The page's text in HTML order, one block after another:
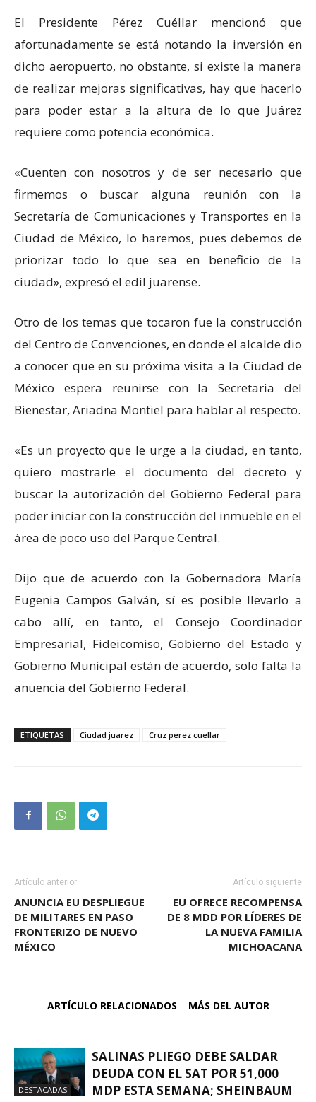
El Presidente Pérez Cuéllar mencionó que
afortunadamente se está notando la inversión en
dicho aeropuerto, no obstante, si existe la manera
de realizar mejoras significativas, hay que hacerlo
para poder estar a la altura de lo que Juárez
requiere como potencia económica.
«Cuenten con nosotros y de ser necesario que
firmemos o buscar alguna reunión con la
Secretaría de Comunicaciones y Transportes en la
Ciudad de México, lo haremos, pues debemos de
priorizar todo lo que sea en beneficio de la
ciudad», expresó el edil juarense.
Otro de los temas que tocaron fue la construcción
del Centro de Convenciones, en donde el alcalde dio
a conocer que en su próxima visita a la Ciudad de
México espera reunirse con la Secretaria del
Bienestar, Ariadna Montiel para hablar al respecto.
«Es un proyecto que le urge a la ciudad, en tanto,
quiero mostrarle el documento del decreto y
buscar la autorización del Gobierno Federal para
poder iniciar con la construcción del inmueble en el
área de poco uso del Parque Central.
Dijo que de acuerdo con la Gobernadora María
Eugenia Campos Galván, sí es posible llevarlo a
cabo allí, en tanto, el Consejo Coordinador
Empresarial, Fideicomiso, Gobierno del Estado y
Gobierno Municipal están de acuerdo, solo falta la
anuencia del Gobierno Federal.
ETIQUETAS Ciudad juarez Cruz perez cuellar
Artículo anterior
ANUNCIA EU DESPLIEGUE
DE MILITARES EN PASO
FRONTERIZO DE NUEVO
MÉXICO
Artículo siguiente
EU OFRECE RECOMPENSA
DE 8 MDD POR LÍDERES DE
LA NUEVA FAMILIA
MICHOACANA
ARTÍCULO RELACIONADOS MÁS DEL AUTOR
DESTACADAS
SALINAS PLIEGO DEBE SALDAR
DEUDA CON EL SAT POR 51,000
MDP ESTA SEMANA; SHEINBAUM